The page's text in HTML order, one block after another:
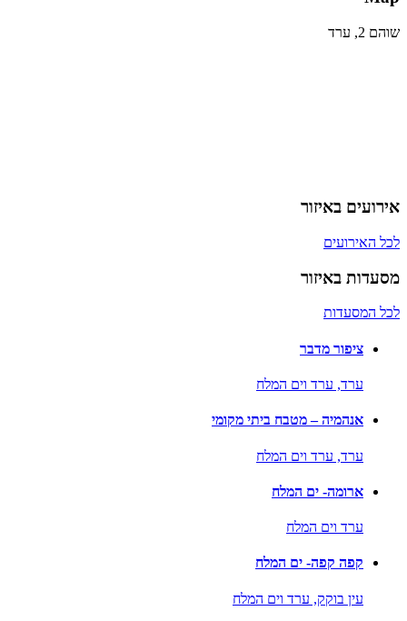
שוהם 2, ערד
אירועים באיזור
לכל האירועים
מסעדות באיזור
לכל המסעדות
ציפור מדבר
ערד, ערד וים המלח
אנהמיה – מטבח ביתי מקומי
ערד, ערד וים המלח
ארומה- ים המלח
ערד וים המלח
קפה קפה- ים המלח
עין בוקק, ערד וים המלח